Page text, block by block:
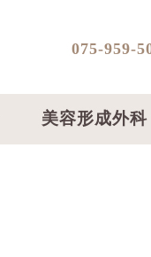
075-959-
美容形成外科